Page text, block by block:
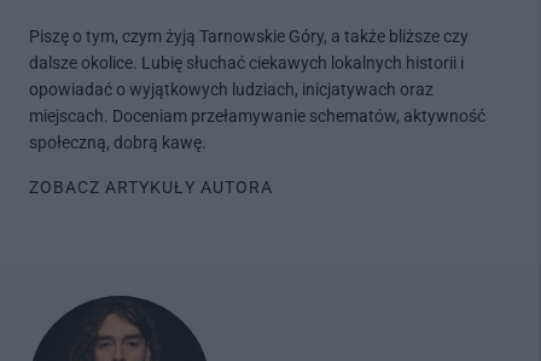
Piszę o tym, czym żyją Tarnowskie Góry, a także bliższe czy
dalsze okolice. Lubię słuchać ciekawych lokalnych historii i
opowiadać o wyjątkowych ludziach, inicjatywach oraz
miejscach. Doceniam przełamywanie schematów, aktywność
społeczną, dobrą kawę.
ZOBACZ ARTYKUŁY AUTORA